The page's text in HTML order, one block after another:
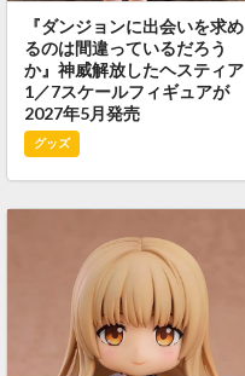
『ダンジョンに出会いを求め
るのは間違っているだろう
か』神威解放したヘスティア
1／7スケールフィギュアが
2027年5月発売
グッズ